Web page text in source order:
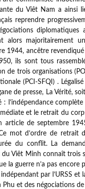
du Viêt Nam a ainsi
reprendre
diplomatiques
alors majoritairement
1944, ancêtre
ils sont tous
de trois organisations
(PCI-SFQI) .
de presse, La Vérité,
l’indépendance
et le retrait du
article de septembre
mot d’ordre de retrait
du conflit. La
Viêt Minh connaît trois
la guerre n’a pas
par l’URSS
et des négociations